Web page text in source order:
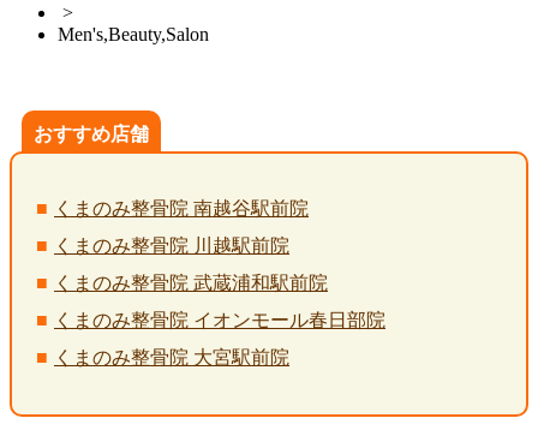
>
Men's,Beauty,Salon
おすすめ店舗
くまのみ整骨院 南越谷駅前院
くまのみ整骨院 川越駅前院
くまのみ整骨院 武蔵浦和駅前院
くまのみ整骨院 イオンモール春日部院
くまのみ整骨院 大宮駅前院